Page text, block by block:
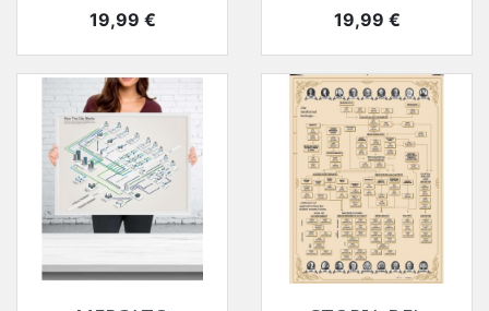
Prezzo
19,99 € Prezzo
19,99 €